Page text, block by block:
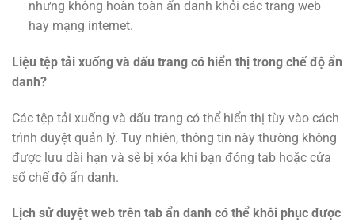
nhưng không hoàn toàn ẩn danh khỏi các trang web
hay mạng internet.
Liệu tệp tải xuống và dấu trang có hiển thị trong chế độ ẩn
danh?
Các tệp tải xuống và dấu trang có thể hiển thị tùy vào cách
trình duyệt quản lý. Tuy nhiên, thông tin này thường không
được lưu dài hạn và sẽ bị xóa khi bạn đóng tab hoặc cửa
sổ chế độ ẩn danh.
Lịch sử duyệt web trên tab ẩn danh có thể khôi phục được